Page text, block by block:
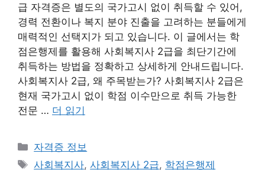
급 자격증은 별도의 국가고시 없이 취득할 수 있어,
경력 전환이나 복지 분야 진출을 고려하는 분들에게
매력적인 선택지가 되고 있습니다. 이 글에서는 학
점은행제를 활용해 사회복지사 2급을 최단기간에
취득하는 방법을 정확하고 상세하게 안내드립니다.
사회복지사 2급, 왜 주목받는가? 사회복지사 2급은
현재 국가고시 없이 학점 이수만으로 취득 가능한
전문 … 더 읽기
카
테
자격증 정보
태
사회복지사,사회복지사 2급, 학점은행제